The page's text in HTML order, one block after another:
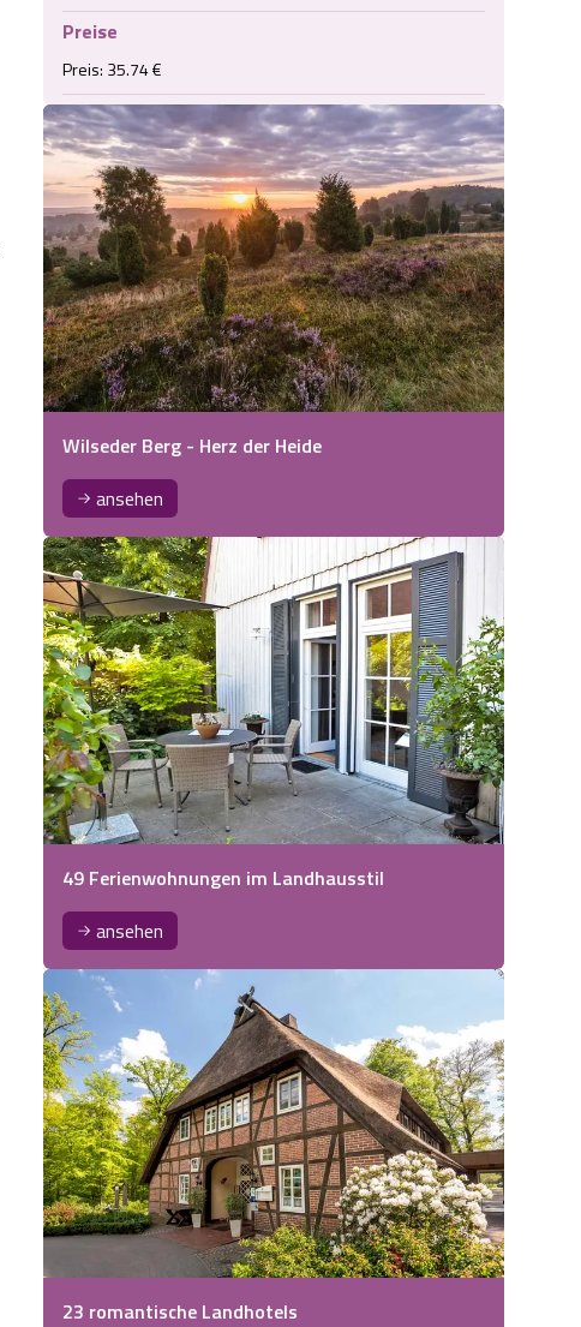
Preise
Preis: 35.74 €
Wilseder Berg - Herz der Heide
ansehen
49 Ferienwohnungen im Landhausstil
ansehen
23 romantische Landhotels